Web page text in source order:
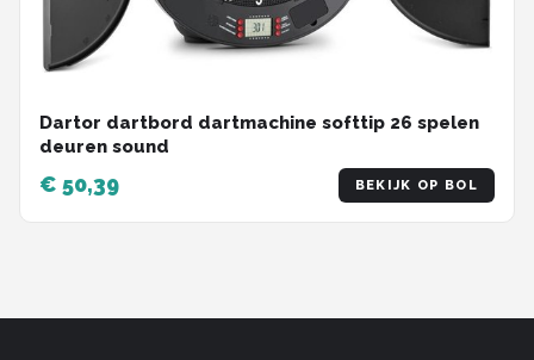
Dartor dartbord dartmachine softtip 26 spelen
deuren sound
€ 50,39 BEKIJK OP BOL